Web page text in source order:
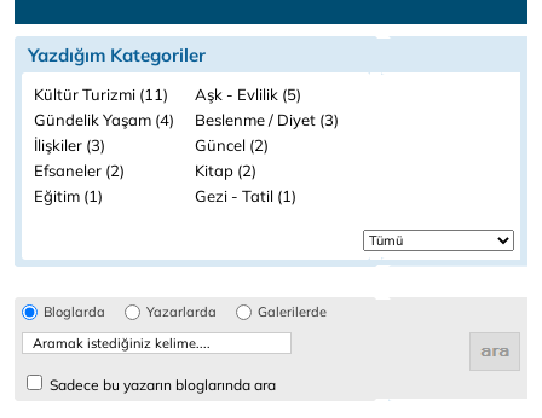
Yazdığım Kategoriler
Kültür Turizmi (11)
Aşk - Evlilik (5)
Gündelik Yaşam (4)
Beslenme / Diyet (3)
İlişkiler (3)
Güncel (2)
Efsaneler (2)
Kitap (2)
Eğitim (1)
Gezi - Tatil (1)
Bloglarda Yazarlarda Galerilerde
Sadece bu yazarın bloglarında ara